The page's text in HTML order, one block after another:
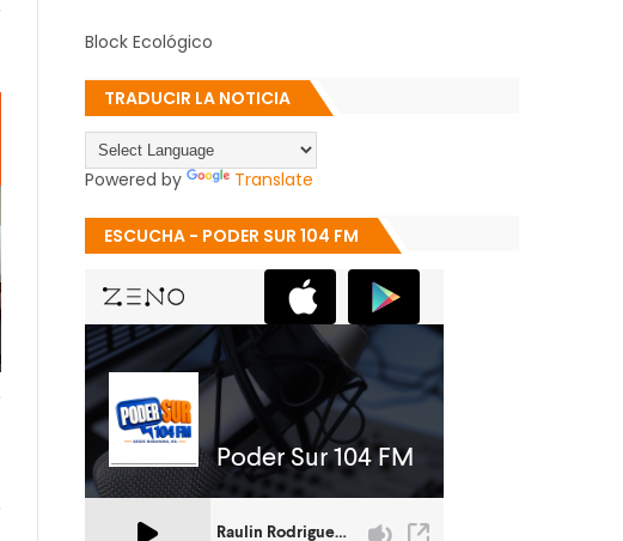
Block Ecológico
TRADUCIR LA NOTICIA
Powered by Translate
ESCUCHA - PODER SUR 104 FM